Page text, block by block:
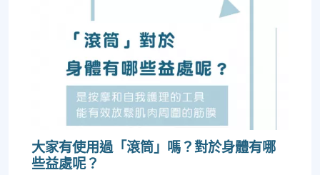
大家有使用過「滾筒」嗎？對於身體有哪
些益處呢？